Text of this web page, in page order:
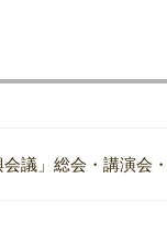
会議」総会・講演会